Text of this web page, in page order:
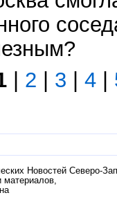
2 3 4
Новостей Северо-
материалов,